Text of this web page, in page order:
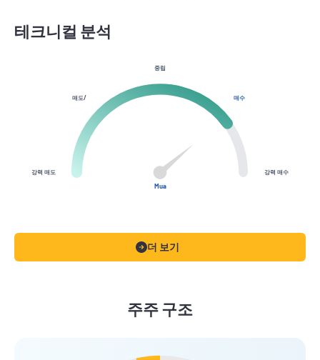
테크니컬 분석
강력 매도
매도/
중립
매수
강력 매수
Mua
더 보기
주주 구조